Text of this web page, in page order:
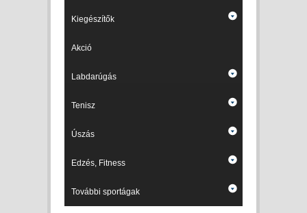
Kiegészítők
Akció
Labdarúgás
Tenisz
Úszás
Edzés, Fitness
További sportágak